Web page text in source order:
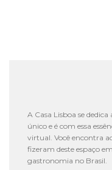
A Casa Lisboa se
único e é com essa
virtual. Você encontra
fizeram deste espaço
gastronomia no Brasil.